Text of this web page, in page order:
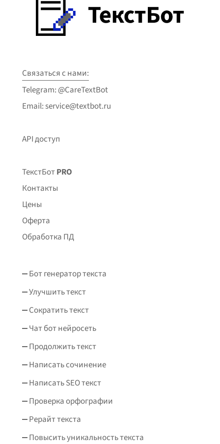
Связаться с нами:
Telegram: @CareTextBot
Email: service@textbot.ru
API доступ
ТекстБотPRO
Контакты
Цены
Оферта
Обработка ПД
Бот генератор текста
Улучшить текст
Сократить текст
Чат бот нейросеть
Продолжить текст
Написать сочинение
Написать SEO текст
Проверка орфографии
Рерайт текста
Повысить уникальность текста